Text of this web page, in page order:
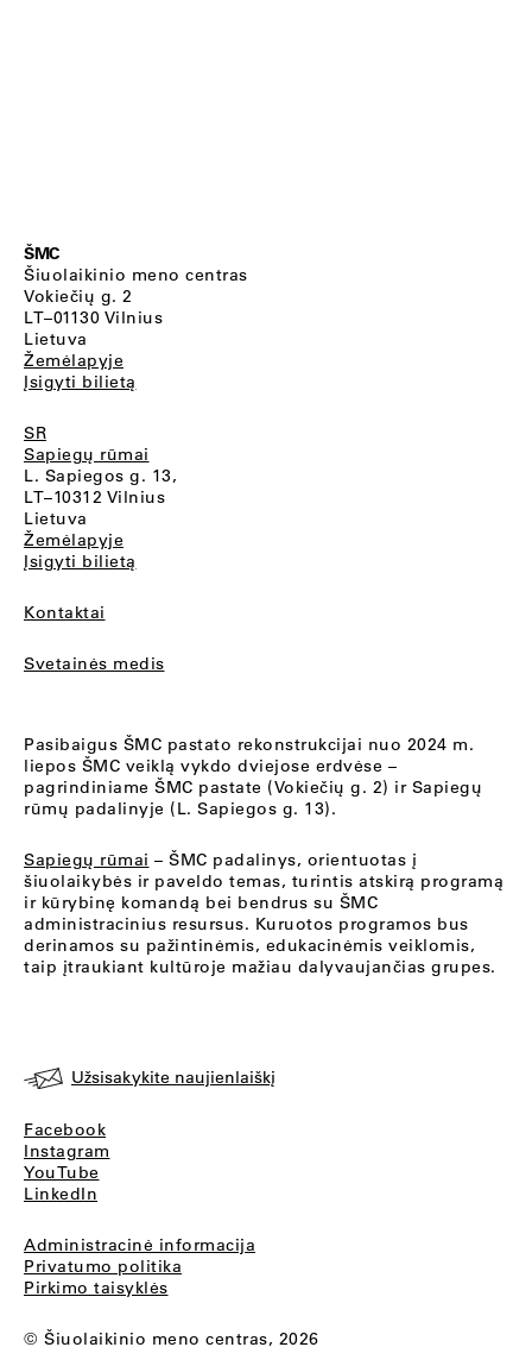
ŠMC
Šiuolaikinio meno centras
Vokiečių g. 2
LT–01130 Vilnius
Lietuva
Žemėlapyje
Įsigyti bilietą
SR
Sapiegų rūmai
L. Sapiegos g. 13,
LT–10312 Vilnius
Lietuva
Žemėlapyje
Įsigyti bilietą
Kontaktai
Svetainės medis
Pasibaigus ŠMC pastato rekonstrukcijai nuo 2024 m.
liepos ŠMC veiklą vykdo dviejose erdvėse –
pagrindiniame ŠMC pastate (Vokiečių g. 2) ir Sapiegų
rūmų padalinyje (L. Sapiegos g. 13).
Sapiegų rūmai – ŠMC padalinys, orientuotas į
šiuolaikybės ir paveldo temas, turintis atskirą programą
ir kūrybinę komandą bei bendrus su ŠMC
administracinius resursus. Kuruotos programos bus
derinamos su pažintinėmis, edukacinėmis veiklomis,
taip įtraukiant kultūroje mažiau dalyvaujančias grupes.
Užsisakykite naujienlaiškį
Facebook
Instagram
YouTube
LinkedIn
Administracinė informacija
Privatumo politika
Pirkimo taisyklės
© Šiuolaikinio meno centras, 2026